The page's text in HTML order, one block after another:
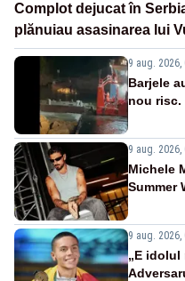
Complot dejucat în
plănuiau asasinarea lui
9 aug. 2026,
Barjele
nou risc.
9 aug. 2026,
Michele
Summer
9 aug. 2026,
„E idolul